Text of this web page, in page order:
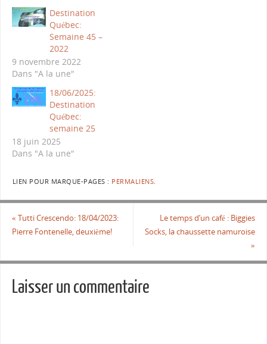
Destination
Québec:
Semaine 45 –
2022
9 novembre 2022
Dans "A la une"
18/06/2025:
Destination
Québec:
semaine 25
18 juin 2025
Dans "A la une"
LIEN POUR MARQUE-PAGES : PERMALIENS
« Tutti Crescendo: 18/04/2023:
Pierre Fontenelle, deuxième!
Le temps d’un café : Biggies
Socks, la chaussette namuroise
»
Laisser un commentaire